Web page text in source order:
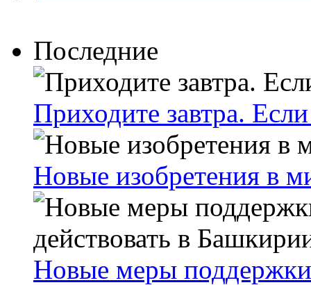
Последние
Приходите завтра.
Новые изобретения в
Новые меры